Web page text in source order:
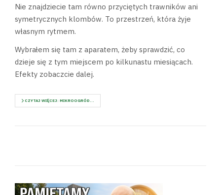
Nie znajdziecie tam równo przyciętych trawników ani
symetrycznych klombów. To przestrzeń, która żyje
własnym rytmem.
Wybrałem się tam z aparatem, żeby sprawdzić, co
dzieje się z tym miejscem po kilkunastu miesiącach.
Efekty zobaczcie dalej.
CZYTAJ WIĘCEJ: MIKROOGRÓD...